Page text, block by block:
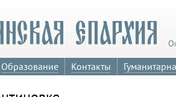
Образование Контакты